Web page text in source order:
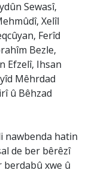
Sewasî,
Xelîl
Ferîd
Bezle,
Efzelî, Ihsan
Mêhrdad
û Bêhzad
nawbenda hatin
de ber bêrêzî
berdabû xwe û